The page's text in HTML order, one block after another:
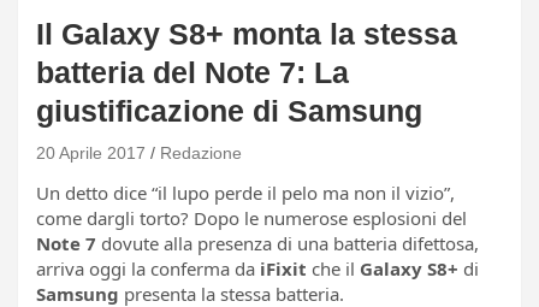
Il Galaxy S8+ monta la stessa
batteria del Note 7: La
giustificazione di Samsung
20 Aprile 2017 Redazione
Un detto dice “il lupo perde il pelo ma non il vizio”,
come dargli torto? Dopo le numerose esplosioni del
Note 7 dovute alla presenza di una batteria difettosa,
arriva oggi la conferma da iFixit che il Galaxy S8+ di
Samsung presenta la stessa batteria.